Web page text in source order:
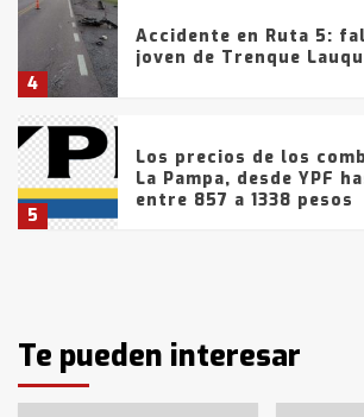
4
Accidente en Ruta 5:
joven de Trenque
5
Los precios de los
La Pampa, desde YPF
entre 857 a 1338 pesos
6
de la provincia
T.Lauquen: tres
Te pueden interesar